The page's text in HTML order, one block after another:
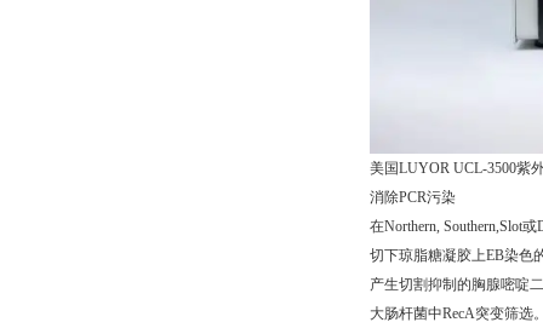
美国LUYOR UCL-3500紫
消除PCR污染
在Northern, Southern,Slot
切下琼脂糖凝胶上EB染色
产生切割抑制的胸腺嘧啶
大肠杆菌中RecA突变筛选